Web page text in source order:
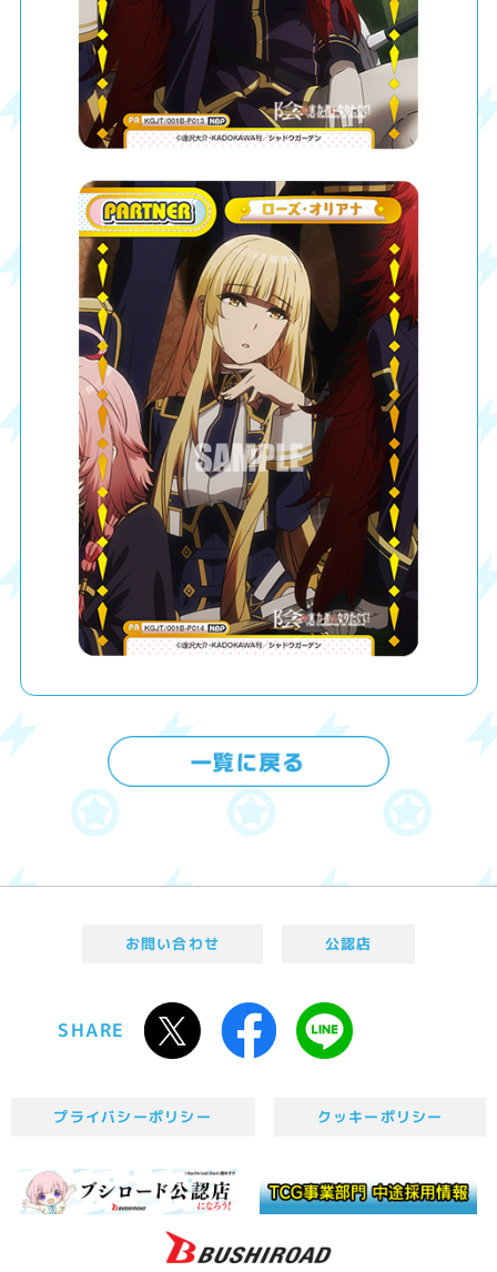
お問い合わせ 公認店
SHARE
プライバシーポリシー クッキーポリシー